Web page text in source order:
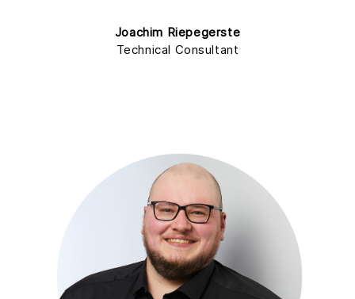
Joachim Riepegerste
Technical Consultant